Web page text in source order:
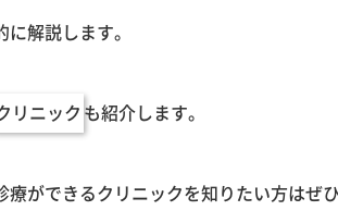
に解説します。
リニック も紹介します。
療ができるクリニックを知りたい方はぜ